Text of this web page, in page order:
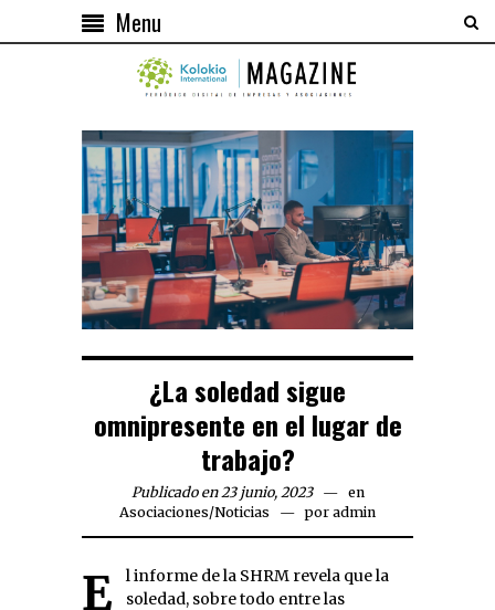
Menu
¿La soledad sigue
omnipresente en el lugar de
trabajo?
Publicado en 23 junio, 2023
en
Asociaciones/Noticias por admin
El informe de la SHRM revela que la
soledad, sobre todo entre las